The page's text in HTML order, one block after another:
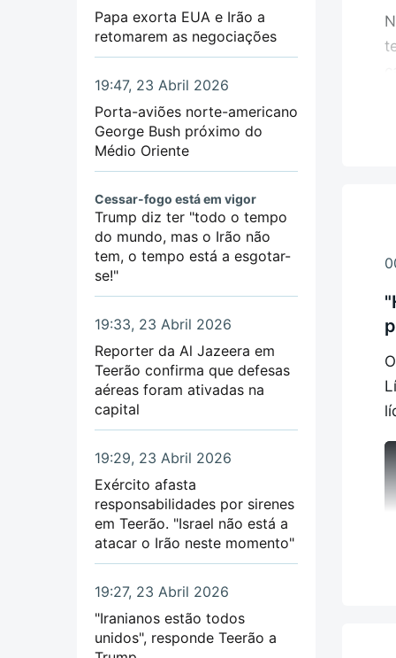
Papa exorta EUA e Irão a
retomarem as negociações
19:47, 23 Abril 2026
Porta-aviões norte-americano
George Bush próximo do
Médio Oriente
Cessar-fogo está em vigor
Trump diz ter "todo o tempo
do mundo, mas o Irão não
tem, o tempo está a esgotar-
se!"
19:33, 23 Abril 2026
Reporter da Al Jazeera em
Teerão confirma que defesas
aéreas foram ativadas na
capital
19:29, 23 Abril 2026
Exército afasta
responsabilidades por sirenes
em Teerão. "Israel não está a
atacar o Irão neste momento"
19:27, 23 Abril 2026
"Iranianos estão todos
unidos", responde Teerão a